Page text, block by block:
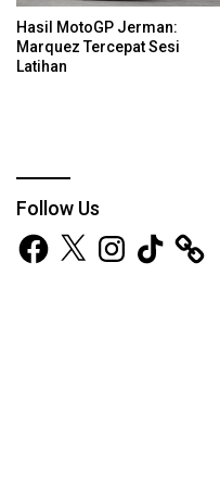
Hasil MotoGP Jerman:
Marquez Tercepat Sesi
Latihan
Follow Us
Facebook
X Instagram
TikTok